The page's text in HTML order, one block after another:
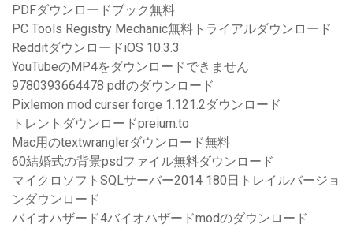
PDFダウンロードブック無料
PC Tools Registry Mechanic無料トライアルダウンロード
RedditダウンロードiOS 10.3.3
YouTubeのMP4をダウンロードできません
9780393664478 pdfのダウンロード
Pixlemon mod curser forge 1.121.2ダウンロード
トレントダウンロードpreium.to
Mac用のtextwranglerダウンロード無料
60結婚式の背景psdファイル無料ダウンロード
マイクロソフトSQLサーバー2014 180日トレイルバージョ
ンダウンロード
バイオハザード4バイオハザードmodのダウンロード